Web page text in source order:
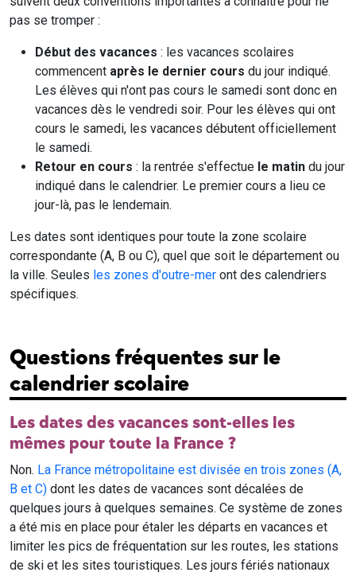
pas se tromper :
Début des vacances : les vacances scolaires
commencent après le dernier cours du jour indiqué.
Les élèves qui n'ont pas cours le samedi sont donc en
vacances dès le vendredi soir. Pour les élèves qui ont
cours le samedi, les vacances débutent officiellement
le samedi.
Retour en cours : la rentrée s'effectue le matin du jour
indiqué dans le calendrier. Le premier cours a lieu ce
jour-là, pas le lendemain.
Les dates sont identiques pour toute la zone scolaire
correspondante (A, B ou C), quel que soit le département ou
la ville. Seules les zones d'outre-mer ont des calendriers
spécifiques.
Questions fréquentes sur le
calendrier scolaire
Les dates des vacances sont-elles les
mêmes pour toute la France ?
Non. La France métropolitaine est divisée en trois zones (A,
B et C) dont les dates de vacances sont décalées de
quelques jours à quelques semaines. Ce système de zones
a été mis en place pour étaler les départs en vacances et
limiter les pics de fréquentation sur les routes, les stations
de ski et les sites touristiques. Les jours fériés nationaux